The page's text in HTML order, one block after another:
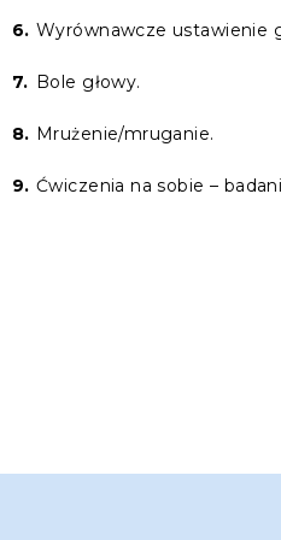
Wyrównawcze ustawienie
Bole głowy.
Mrużenie/mruganie.
Ćwiczenia na sobie –